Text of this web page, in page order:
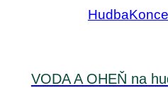
Hudba
VODA A OHEŇ na